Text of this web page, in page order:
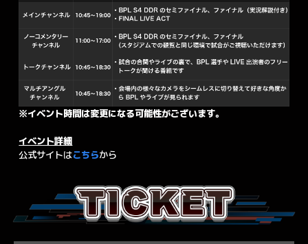
※イベント時間は変更になる可能性がございます。
イベント詳細
公式サイトはこちらから